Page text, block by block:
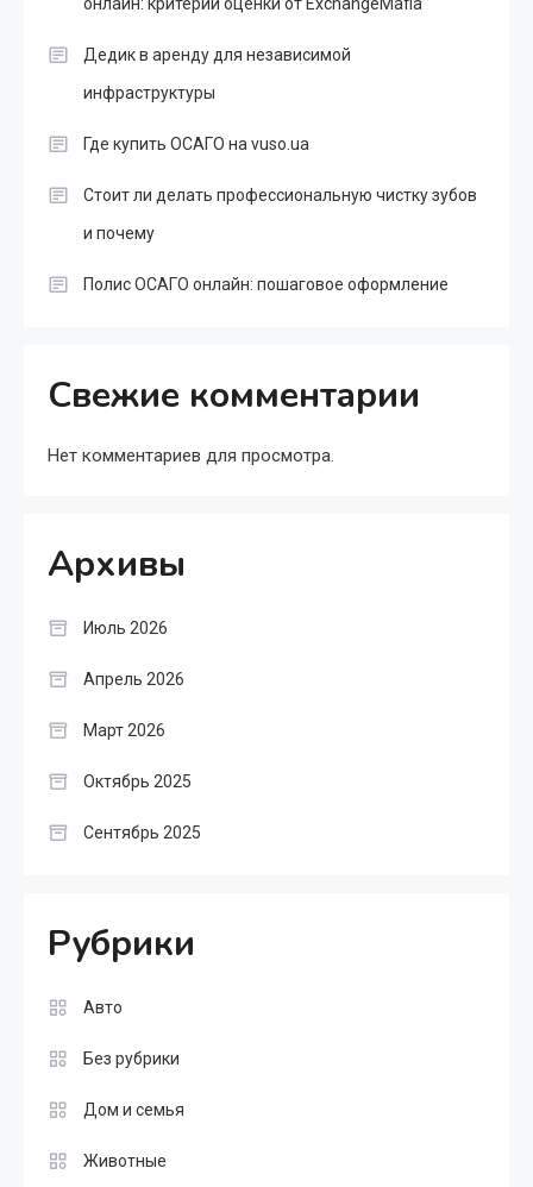
онлайн: критерии оценки от ExchangeMafia
Дедик в аренду для независимой
инфраструктуры
Где купить ОСАГО на vuso.ua
Стоит ли делать профессиональную чистку зубов
и почему
Полис ОСАГО онлайн: пошаговое оформление
Свежие комментарии
Нет комментариев для просмотра.
Архивы
Июль 2026
Апрель 2026
Март 2026
Октябрь 2025
Сентябрь 2025
Рубрики
Авто
Без рубрики
Дом и семья
Животные